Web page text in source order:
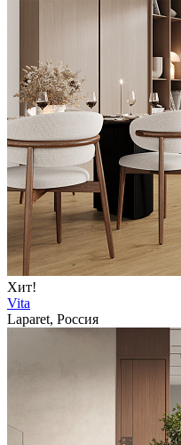
Хит!
Vita
Laparet, Россия